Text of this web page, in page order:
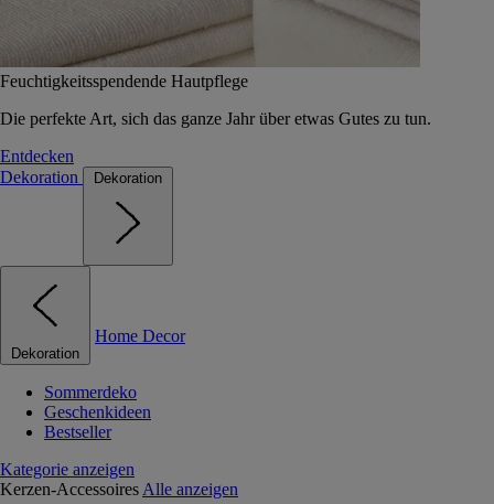
Feuchtigkeitsspendende Hautpflege
Die perfekte Art, sich das ganze Jahr über etwas Gutes zu tun.
Entdecken
Dekoration
Dekoration
Dekoration
Home Decor
Sommerdeko
Geschenkideen
Bestseller
Kategorie anzeigen
Kerzen-Accessoires Alle anzeigen